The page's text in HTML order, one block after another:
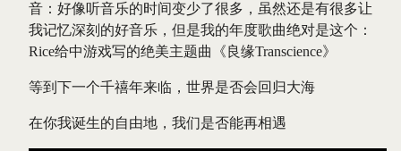
音：好像听音乐的时间变少了很多，虽然还是有很多让
我记忆深刻的好音乐，但是我的年度歌曲绝对是这个：
Rice给中游戏写的绝美主题曲《良缘Transcience》
等到下一个千禧年来临，世界是否会回归大海
在你我诞生的自由地，我们是否能再相遇